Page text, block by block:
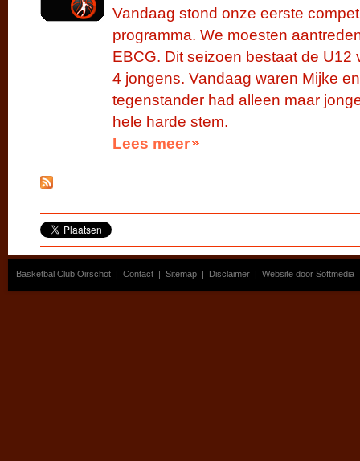
Vandaag stond onze eerste
programma. We moesten
EBCG. Dit seizoen bestaat de U12
4 jongens. Vandaag waren Mijke
tegenstander had alleen maar
hele harde stem.
Lees meer
Basketbal Club Oirschot | Contact | Sitemap | Disclaimer | Website door Softmedia